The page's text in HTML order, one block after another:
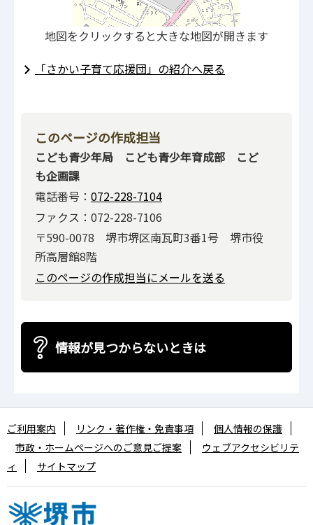
地図をクリックすると大きな地図が開きます
「さかい子育て応援団」の紹介へ戻る
このページの作成担当
こども青少年局 こども青少年育成部 こど
も企画課
電話番号： 072-228-7104
ファクス：072-228-7106
〒590-0078 堺市堺区南瓦町3番1号 堺市役
所高層館8階
このページの作成担当にメールを送る
情報が見つからないときは
ご利用案内 リンク・著作権・免責事項
個人情報の保護
市政・ホームページへのご意見ご提案
ウェブアクセシビリテ
ィ
サイトマップ